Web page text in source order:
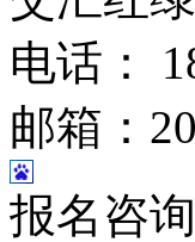
电话：
邮箱：
报名咨